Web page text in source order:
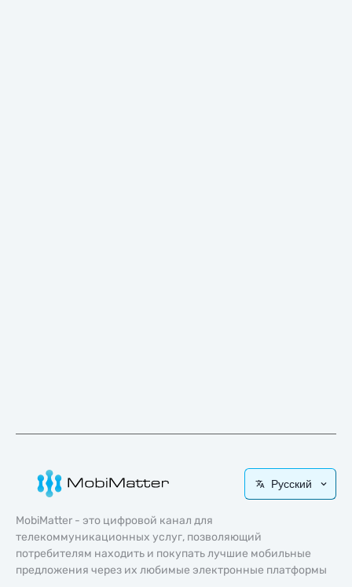
Русский
MobiMatter - это цифровой канал для
телекоммуникационных услуг, позволяющий
потребителям находить и покупать лучшие мобильные
предложения через их любимые электронные платформы